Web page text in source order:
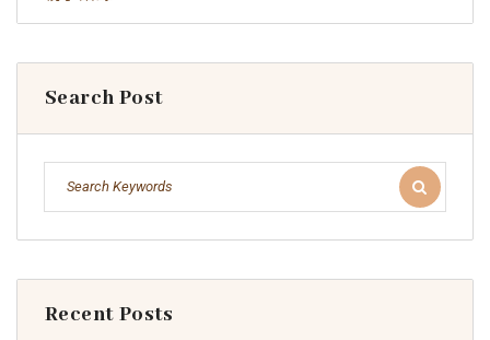
Search Post
Recent Posts